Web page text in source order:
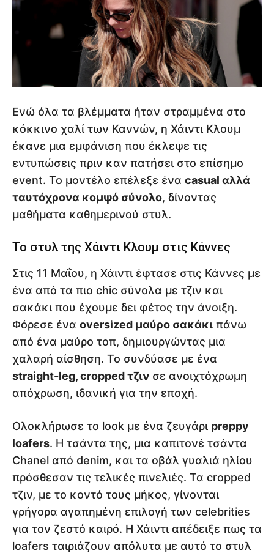
Ενώ όλα τα βλέμματα ήταν στραμμένα στο
κόκκινο χαλί των Καννών, η Χάιντι Κλουμ
έκανε μια εμφάνιση που έκλεψε τις
εντυπώσεις πριν καν πατήσει στο επίσημο
event. Το μοντέλο επέλεξε ένα casual αλλά
ταυτόχρονα κομψό σύνολο, δίνοντας
μαθήματα καθημερινού στυλ.
Το στυλ της Χάιντι Κλουμ στις Κάννες
Στις 11 Μαΐου, η Χάιντι έφτασε στις Κάννες με
ένα από τα πιο chic σύνολα με τζιν και
σακάκι που έχουμε δει φέτος την άνοιξη.
Φόρεσε ένα oversized μαύρο σακάκι πάνω
από ένα μαύρο τοπ, δημιουργώντας μια
χαλαρή αίσθηση. Το συνδύασε με ένα
straight-leg, cropped τζιν σε ανοιχτόχρωμη
απόχρωση, ιδανική για την εποχή.
Ολοκλήρωσε το look με ένα ζευγάρι preppy
loafers. Η τσάντα της, μια καπιτονέ τσάντα
Chanel από denim, και τα οβάλ γυαλιά ηλίου
πρόσθεσαν τις τελικές πινελιές. Τα cropped
τζιν, με το κοντό τους μήκος, γίνονται
γρήγορα αγαπημένη επιλογή των celebrities
για τον ζεστό καιρό. Η Χάιντι απέδειξε πως τα
loafers ταιριάζουν απόλυτα με αυτό το στυλ